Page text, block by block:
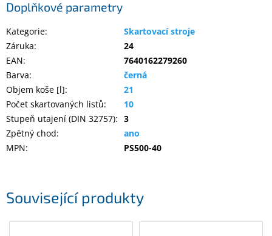
Inpraise
Kamerové
systémy
MILESIGHT
Doprodej
Přihlášení
Související produkty
Doplňkové parametry
Kategorie:
Skartovací stroje
Záruka:
24
EAN:
7640162279260
Barva:
černá
Objem koše [l]:
21
Počet skartovaných listů:
10
Stupeň utajení (DIN 32757): 3
Zpětný chod:
ano
MPN: PS500-40